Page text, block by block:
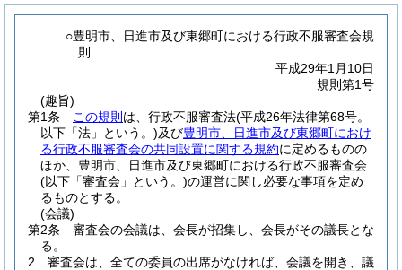
○豊明市、日進市及び東郷町における行政不服審査会規
則
平成29年1月10日
規則第1号
(趣旨)
第1条
この規則 は、行政不服審査法(平成26年法律第68号。
以下「法」という。)及び豊明市、日進市及び東郷町におけ
る行政不服審査会の共同設置に関する規約に定めるものの
ほか、豊明市、日進市及び東郷町における行政不服審査会
(以下「審査会」という。)の運営に関し必要な事項を定め
るものとする。
(会議)
第2条
審査会の会議は、会長が招集し、会長がその議長とな
る。
2
審査会は、全ての委員の出席がなければ、会議を開き、議